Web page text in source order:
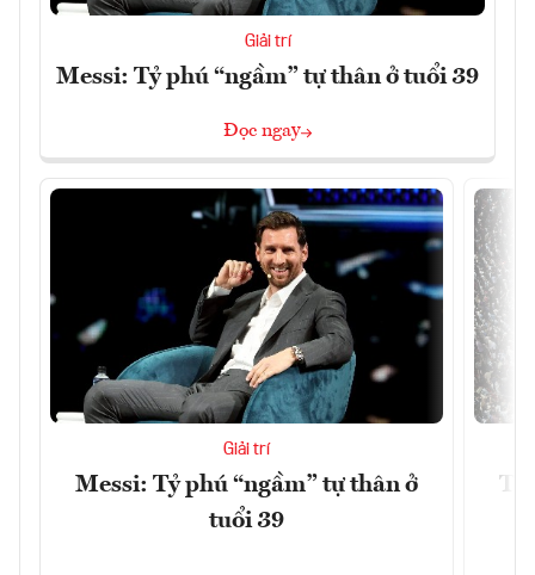
Giải trí
Messi: Tỷ phú “ngầm” tự thân ở tuổi 39
Đọc ngay
Giải trí
Messi: Tỷ phú “ngầm” tự thân ở
tuổi 39